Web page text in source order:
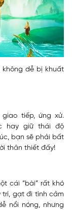
không dễ bị khuất
tiếp, ứng xử.
hay giữ thái độ
bạn sẽ phải bất
thân thiết đấy!
cái “bài” rất khó
gạt đi tình cảm
nổi nóng, nhưng